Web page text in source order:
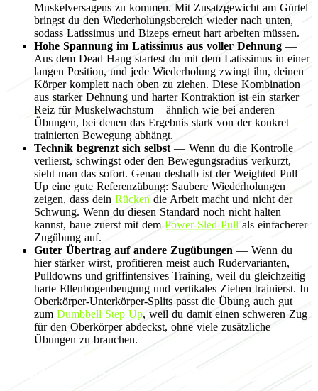
Muskelversagens zu kommen. Mit Zusatzgewicht am Gürtel
bringst du den Wiederholungsbereich wieder nach unten,
sodass Latissimus und Bizeps erneut hart arbeiten müssen.
Hohe Spannung im Latissimus aus voller Dehnung —
Aus dem Dead Hang startest du mit dem Latissimus in einer
langen Position, und jede Wiederholung zwingt ihn, deinen
Körper komplett nach oben zu ziehen. Diese Kombination
aus starker Dehnung und harter Kontraktion ist ein starker
Reiz für Muskelwachstum – ähnlich wie bei anderen
Übungen, bei denen das Ergebnis stark von der konkret
trainierten Bewegung abhängt.
Technik begrenzt sich selbst — Wenn du die Kontrolle
verlierst, schwingst oder den Bewegungsradius verkürzt,
sieht man das sofort. Genau deshalb ist der Weighted Pull
Up eine gute Referenzübung: Saubere Wiederholungen
zeigen, dass dein Rücken die Arbeit macht und nicht der
Schwung. Wenn du diesen Standard noch nicht halten
kannst, baue zuerst mit dem Power-Sled-Pull als einfacherer
Zugübung auf.
Guter Übertrag auf andere Zugübungen — Wenn du
hier stärker wirst, profitieren meist auch Rudervarianten,
Pulldowns und griffintensives Training, weil du gleichzeitig
harte Ellenbogenbeugung und vertikales Ziehen trainierst. In
Oberkörper-Unterkörper-Splits passt die Übung auch gut
zum Dumbbell Step Up, weil du damit einen schweren Zug
für den Oberkörper abdeckst, ohne viele zusätzliche
Übungen zu brauchen.